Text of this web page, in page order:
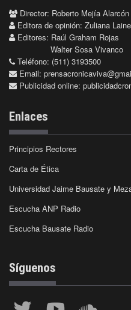
Director: Roberto Mejía Alarcón
Editora de opinión: Zuliana
Editores: Raúl Graham Rojas
Walter Sosa Vivanco
Teléfono: (511) 3193500
Email:
Publicidad online:
Enlaces
Principios Rectores
Carta de Ética
Universidad Jaime Bausate y
Escucha ANP Radio
Escucha Bausate Radio
Síguenos